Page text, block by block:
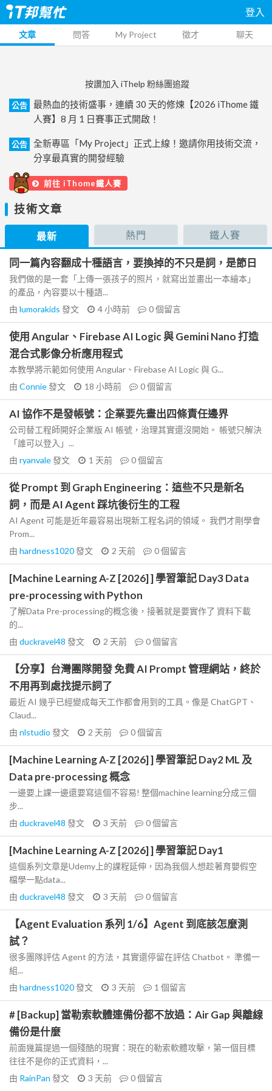
登入
文章 問答 My Project 徵才 聊天
按讚加入 iThelp 粉絲團追蹤
公告
最熱血的技術盛事，連續 30 天的修煉【2026 iThome 鐵
人賽】8 月 1 日賽事正式開啟！
公告
全新專區「My Project」正式上線！邀請你用技術交流，
分享最真實的開發經驗
前往 iThome鐵人賽
技術文章
最新 熱門 鐵人賽
同一篇內容翻成十種語言，要換掉的不只是詞，是節日
我們做的是一套「上傳一張孩子的照片，就寫出並畫出一本繪本」
的產品，內容要以十種語...
由 lumorakids 發文 4 小時前 0個留言
使用 Angular、Firebase AI Logic 與 Gemini Nano 打造
混合式影像分析應用程式
本教學將示範如何使用 Angular、Firebase AI Logic 與 G...
由 Connie發文 18 小時前 0個留言
AI 協作不是發帳號：企業要先畫出四條責任邊界
公司替工程師開好企業版 AI 帳號，治理其實還沒開始。 帳號只解決
「誰可以登入」...
由 ryanvale發文 1 天前 0個留言
從 Prompt 到 Graph Engineering：這些不只是新名
詞，而是 AI Agent 踩坑後衍生的工程
AI Agent 可能是近年最容易出現新工程名詞的領域。 我們才剛學會
Prom...
由 hardness1020發文 2 天前 0個留言
[Machine Learning A-Z [2026] ] 學習筆記 Day3 Data
pre-processing with Python
了解Data Pre-processing的概念後，接著就是要實作了 資料下載
的...
由 duckravel48 發文 2 天前 0個留言
【分享】台灣團隊開發 免費 AI Prompt 管理網站，終於
不用再到處找提示詞了
最近 AI 幾乎已經變成每天工作都會用到的工具。像是 ChatGPT、
Claud...
由 nlstudio 發文 2 天前 0個留言
[Machine Learning A-Z [2026] ] 學習筆記 Day2 ML 及
Data pre-processing 概念
一邊要上課一邊還要寫這個不容易! 整個machine learning分成三個
步...
由 duckravel48 發文 3 天前 0個留言
[Machine Learning A-Z [2026] ] 學習筆記 Day1
這個系列文章是Udemy上的課程延伸，因為我個人想趁著育嬰假空
檔學一點data...
由 duckravel48 發文 3 天前 0個留言
【Agent Evaluation 系列 1/6】Agent 到底該怎麼測
試？
很多團隊評估 Agent 的方法，其實還停留在評估 Chatbot。 準備一
組...
由 hardness1020發文 3 天前 1 個留言
# [Backup] 當勒索軟體連備份都不放過：Air Gap 與離線
備份是什麼
前面幾篇提過一個殘酷的現實：現在的勒索軟體攻擊，第一個目標
往往不是你的正式資料，...
由 RainPan 發文 3 天前 0個留言